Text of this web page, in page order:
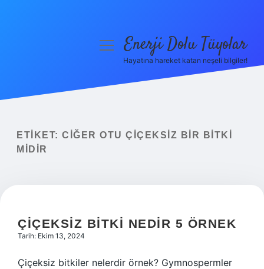
Yasal Uyarı
menüyüEnerji Dolu Tüyolar
Hayatına hareket katan neşeli bilgiler!
ETIKET: CIĞER OTU ÇIÇEKSIZ BIR BITKI
MIDIR
ÇIÇEKSIZ BITKI NEDIR 5 ÖRNEK
Tarih: Ekim 13, 2024
Çiçeksiz bitkiler nelerdir örnek? Gymnospermler